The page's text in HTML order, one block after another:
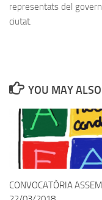
representats del govern
ciutat.
YOU MAY
CONVOCATÒRIA